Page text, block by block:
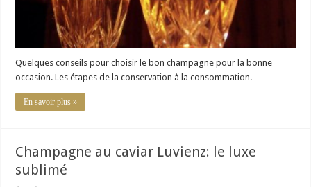
Quelques conseils pour choisir le bon champagne pour la bonne
occasion. Les étapes de la conservation à la consommation.
En savoir plus »
Champagne au caviar Luvienz: le luxe
sublimé